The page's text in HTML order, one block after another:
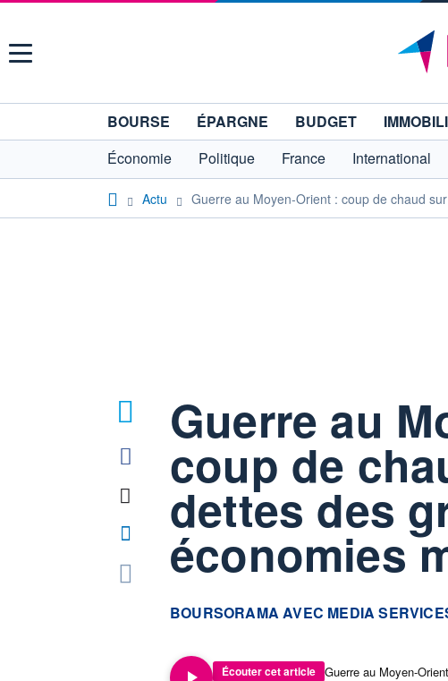
Menu
BOURSE ÉPARGNE BUDGET
Économie
Politique France International
Actu Guerre au Moyen-Orient : coup de chaud
Guerre au
coup de
dettes des
économies
information fournie par
BOURSORAMA AVEC MEDIA
Écouter cet article